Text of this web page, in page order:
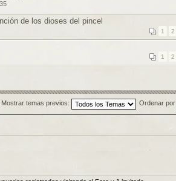
de los dioses del pincel
1 2
1 2
Mostrar temas previos: Ordenar por